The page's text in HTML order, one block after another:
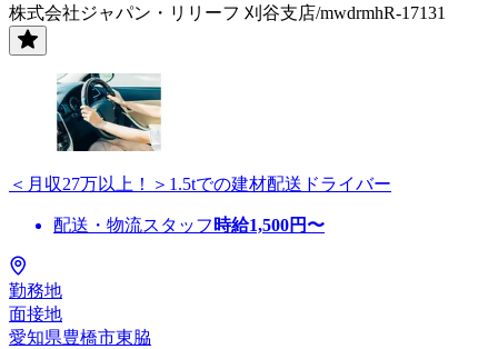
株式会社ジャパン・リリーフ 刈谷支店/mwdrmhR-17131
＜月収27万以上！＞1.5tでの建材配送ドライバー
配送・物流スタッフ 時給1,500円〜
勤務地
面接地
愛知県豊橋市東脇